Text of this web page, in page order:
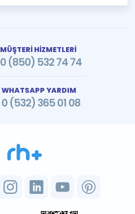
MÜŞTERİ HİZMETLERİ
0 (850) 532 74 74
WHATSAPP YARDIM
0 (532) 365 01 08